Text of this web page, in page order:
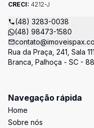
CRECI: 4212-J
(48) 3283-0038
(48) 98473-1580
Rua da Praça, 241, Sala
Branca, Palhoça - SC -
Navegação rápida
Home
Sobre nós